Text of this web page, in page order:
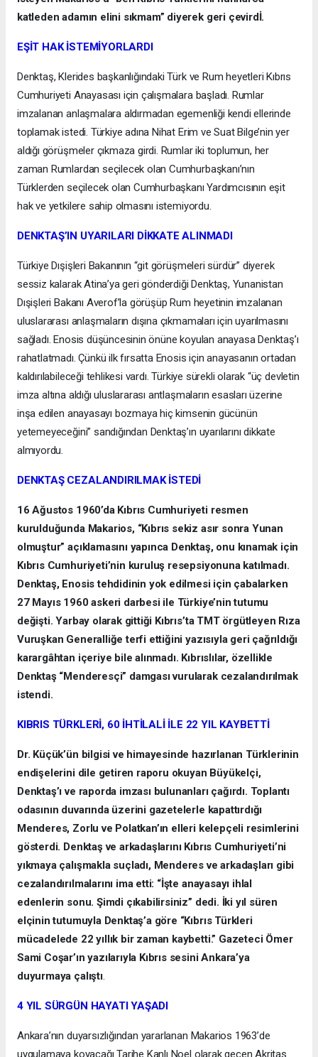
katleden adamın elini sıkmam” diyerek geri çevirdİ.
EŞİT HAK İSTEMİYORLARDI
Denktaş, Klerides başkanlığındaki Türk ve Rum heyetleri Kıbrıs
Cumhuriyeti Anayasası için çalışmalara başladı. Rumlar
imzalanan anlaşmalara aldırmadan egemenliği kendi ellerinde
toplamak istedi. Türkiye adına Nihat Erim ve Suat Bilge’nin yer
aldığı görüşmeler çıkmaza girdi. Rumlar iki toplumun, her
zaman Rumlardan seçilecek olan Cumhurbaşkanı’nın
Türklerden seçilecek olan Cumhurbaşkanı Yardımcısının eşit
hak ve yetkilere sahip olmasını istemiyordu.
DENKTAŞ’IN UYARILARI DİKKATE ALINMADI
Türkiye Dışişleri Bakanının “git görüşmeleri sürdür” diyerek
sessiz kalarak Atina’ya geri gönderdiği Denktaş, Yunanistan
Dışişleri Bakanı Averof’la görüşüp Rum heyetinin imzalanan
uluslararası anlaşmaların dışına çıkmamaları için uyarılmasını
sağladı. Enosis düşüncesinin önüne koyulan anayasa Denktaş’ı
rahatlatmadı. Çünkü ilk fırsatta Enosis için anayasanın ortadan
kaldırılabileceği tehlikesi vardı. Türkiye sürekli olarak “üç devletin
imza altına aldığı uluslararası antlaşmaların esasları üzerine
inşa edilen anayasayı bozmaya hiç kimsenin gücünün
yetemeyeceğini” sandığından Denktaş’ın uyarılarını dikkate
almıyordu.
DENKTAŞ CEZALANDIRILMAK İSTEDİ
16 Ağustos 1960’da Kıbrıs Cumhuriyeti resmen
kurulduğunda Makarios, “Kıbrıs sekiz asır sonra Yunan
olmuştur” açıklamasını yapınca Denktaş, onu kınamak için
Kıbrıs Cumhuriyeti’nin kuruluş resepsiyonuna katılmadı.
Denktaş, Enosis tehdidinin yok edilmesi için çabalarken
27 Mayıs 1960 askeri darbesi ile Türkiye’nin tutumu
değişti. Yarbay olarak gittiği Kıbrıs’ta TMT örgütleyen Rıza
Vuruşkan Generalliğe terfi ettiğini yazısıyla geri çağrıldığı
karargâhtan içeriye bile alınmadı. Kıbrıslılar, özellikle
Denktaş “Menderesçi” damgası vurularak cezalandırılmak
istendi.
KIBRIS TÜRKLERİ, 60 İHTİLALİ İLE 22 YIL KAYBETTİ
Dr. Küçük’ün bilgisi ve himayesinde hazırlanan Türklerinin
endişelerini dile getiren raporu okuyan Büyükelçi,
Denktaş’ı ve raporda imzası bulunanları çağırdı. Toplantı
odasının duvarında üzerini gazetelerle kapattırdığı
Menderes, Zorlu ve Polatkan’ın elleri kelepçeli resimlerini
gösterdi. Denktaş ve arkadaşlarını Kıbrıs Cumhuriyeti’ni
yıkmaya çalışmakla suçladı, Menderes ve arkadaşları gibi
cezalandırılmalarını ima etti: “İşte anayasayı ihlal
edenlerin sonu. Şimdi çıkabilirsiniz” dedi. İki yıl süren
elçinin tutumuyla Denktaş’a göre “Kıbrıs Türkleri
mücadelede 22 yıllık bir zaman kaybetti.” Gazeteci Ömer
Sami Coşar’ın yazılarıyla Kıbrıs sesini Ankara’ya
duyurmaya çalıştı.
4 YIL SÜRGÜN HAYATI YAŞADI
Ankara’nın duyarsızlığından yararlanan Makarios 1963’de
uygulamaya koyacağı Tarihe Kanlı Noel olarak geçen Akritas